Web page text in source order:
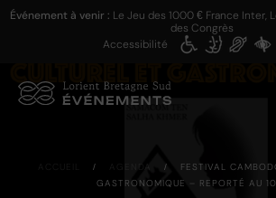
Événement à venir : Le Jeu des 1000 € France Inter,
des Congrès
Accessibilité
/ AGENDA /
FESTIVAL
GASTRONOMIQUE – REPORTÉ AU